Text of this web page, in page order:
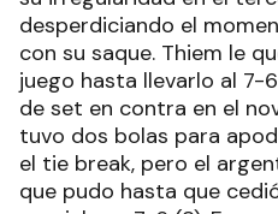
desperdiciando el
con su saque. Thiem le
juego hasta llevarlo al
de set en contra en el
tuvo dos bolas para
el tie break, pero el
que pudo hasta que